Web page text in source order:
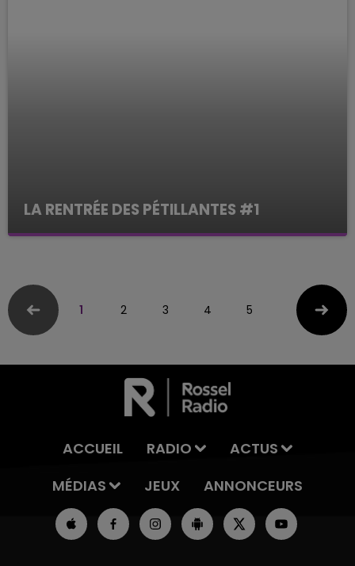
LA RENTRÉE DES PÉTILLANTES #1
Le Mag des Sports
1 2 3 4 5
ACCUEIL RADIO
ACTUS
MÉDIAS
JEUX ANNONCEURS